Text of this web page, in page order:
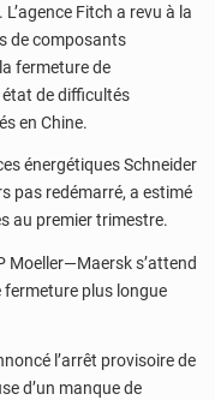
Fitch a revu à la
de composants
fermeture de
état de difficultés
en Chine.
énergétiques Schneider
pas redémarré, a estimé
au premier trimestre.
Moeller—Maersk s’attend
fermeture plus longue
l’arrêt provisoire de
d’un manque de